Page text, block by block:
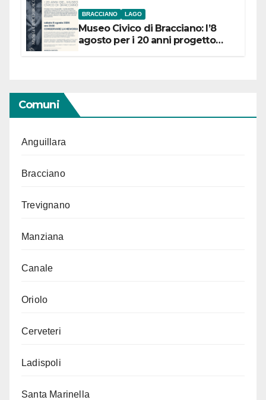
BRACCIANO LAGO
Museo Civico di Bracciano: l’8
agosto per i 20 anni progetto
Comuni
Anguillara
Bracciano
Trevignano
Manziana
Canale
Oriolo
Cerveteri
Ladispoli
Santa Marinella